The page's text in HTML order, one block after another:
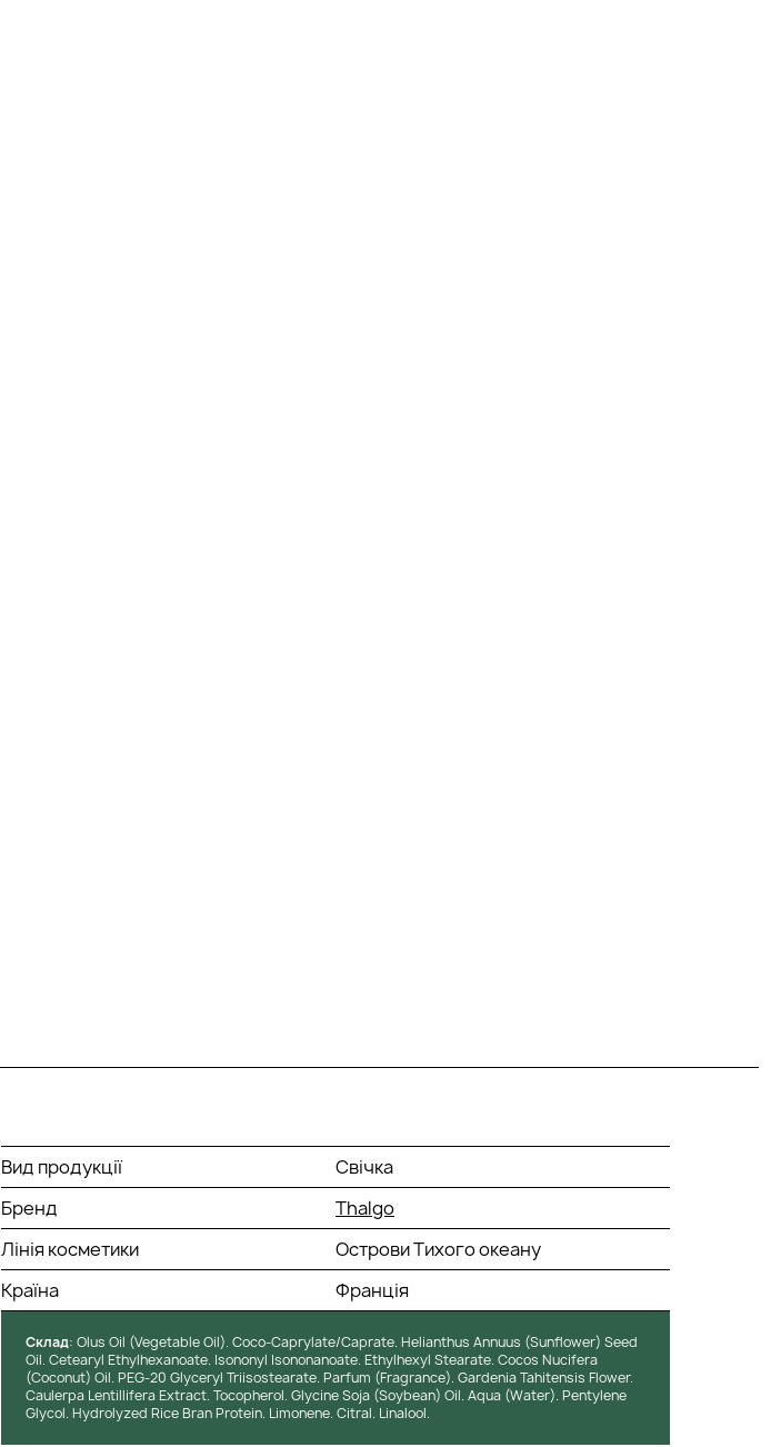
Вид продукції
Свічка
Бренд
Thalgo
Лінія косметики
Острови Тихого океану
Країна
Франція
Cклад: Olus Oil (Vegetable Oil). Coco-Caprylate/Caprate. Helianthus Annuus (Sunflower) Seed
Oil. Cetearyl Ethylhexanoate. Isononyl Isononanoate. Ethylhexyl Stearate. Cocos Nucifera
(Coconut) Oil. PEG-20 Glyceryl Triisostearate. Parfum (Fragrance). Gardenia Tahitensis Flower.
Caulerpa Lentillifera Extract. Tocopherol. Glycine Soja (Soybean) Oil. Aqua (Water). Pentylene
Glycol. Hydrolyzed Rice Bran Protein. Limonene. Citral. Linalool.